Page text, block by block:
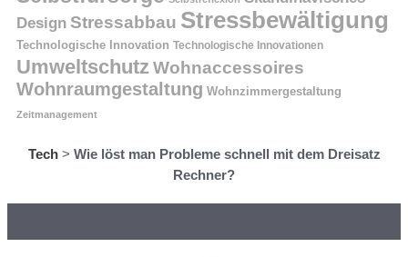
Design Stressabbau Stressbewältigung
Technologische Innovation Technologische Innovationen
Umweltschutz Wohnaccessoires
Wohnraumgestaltung Wohnzimmergestaltung
Zeitmanagement
Tech> Wie löst man Probleme schnell mit dem Dreisatz
Rechner?